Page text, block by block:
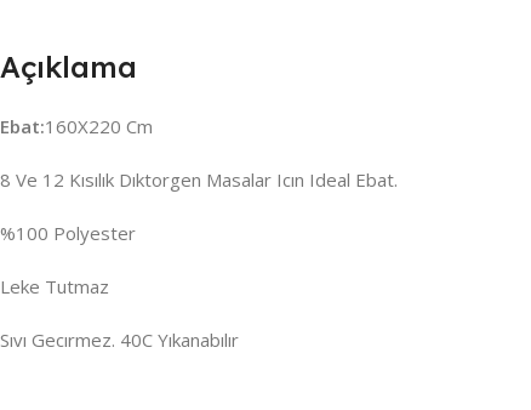
Açıklama
Ebat:160X220 Cm
8 Ve 12 Kısılık Dıktorgen Masalar Icın Ideal Ebat.
%100 Polyester
Leke Tutmaz
Sıvı Gecırmez. 40C Yıkanabılır